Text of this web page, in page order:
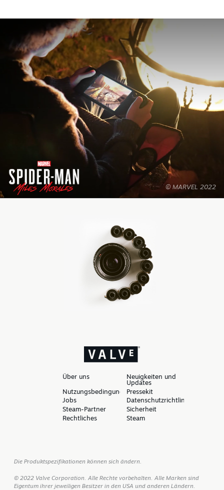
© MARVEL 2022
Über uns Neuigkeiten und
Updates
NutzungsbedingungenPressekit
Jobs
Datenschutzrichtlinien
Steam-Partner
Sicherheit
Rechtliches
Steam
Die Produktspezifikationen können sich ändern.
© 2022 Valve Corporation. Alle Rechte vorbehalten. Alle Marken sind
Eigentum ihrer jeweiligen Besitzer in den USA und anderen Ländern.